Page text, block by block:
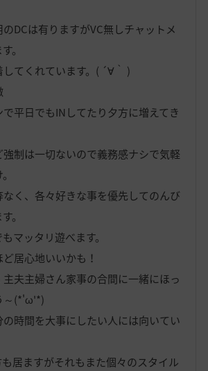
DCは有りますがVC無しチャットメ
。
てくれています。( ´∀｀ )
で平日でもINしてたり夕方に増えてき
強制は一切ないので義務感ナシで気軽
なく、各々好きな事を優先してのんび
。
マッタリ遊べます。
居心地いいかも！
主夫主婦さん家事の合間に一緒にほっ
～(*'ω'*)
の時間を大事にしたい人には向いてい
居ますがそれもまた個々のスタイル